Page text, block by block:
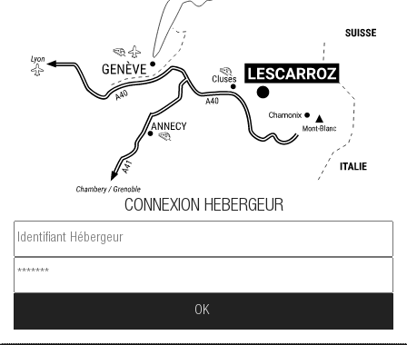
CONNEXION HEBERGEUR